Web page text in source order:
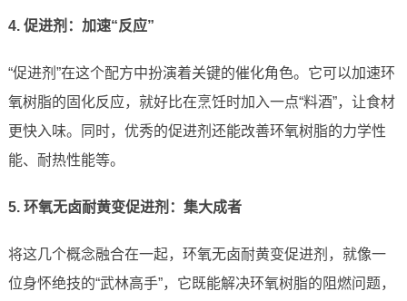
4. 促进剂：加速“反应”
“促进剂”在这个配方中扮演着关键的催化角色。它可以加速环
氧树脂的固化反应，就好比在烹饪时加入一点“料酒”，让食材
更快入味。同时，优秀的促进剂还能改善环氧树脂的力学性
能、耐热性能等。
5. 环氧无卤耐黄变促进剂：集大成者
将这几个概念融合在一起，环氧无卤耐黄变促进剂，就像一
位身怀绝技的“武林高手”，它既能解决环氧树脂的阻燃问题，